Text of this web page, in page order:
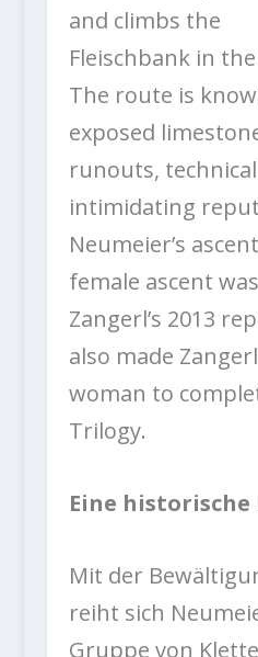
and climbs the
Fleischbank in
The route is
exposed
runouts,
intimidating
Neumeier’s
female ascent
Zangerl’s 2013
also made
woman to
Trilogy.
Eine
Mit der
reiht sich
Gruppe von